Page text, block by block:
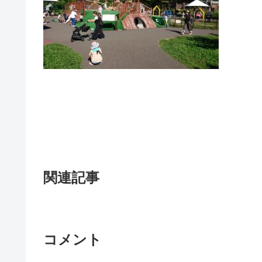
関連記事
コメント